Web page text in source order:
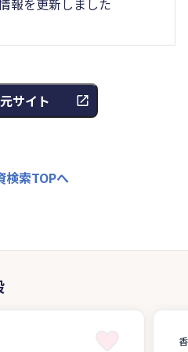
サイト
検索TOPへ